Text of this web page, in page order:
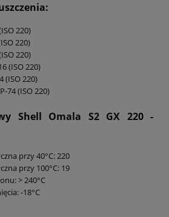
220)
220)
220)
(ISO 220)
(ISO 220)
74 (ISO 220)
Shell Omala S2 GX 220 -
przy 40°C: 220
przy 100°C: 19
> 240°C
-18°C